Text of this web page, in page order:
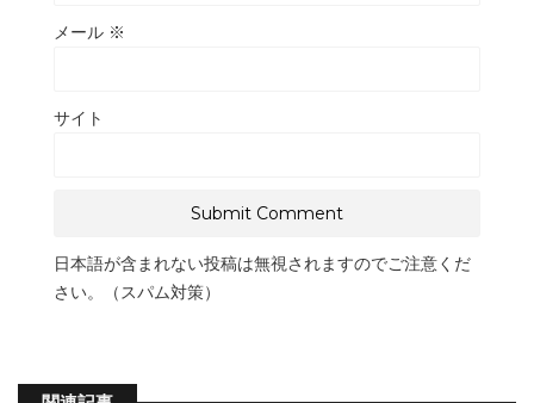
メール ※
サイト
日本語が含まれない投稿は無視されますのでご注意くだ
さい。（スパム対策）